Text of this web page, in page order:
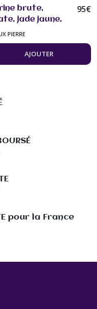
brute,
jade jaune,
branc, COLLIER
bijou femme
95€
PIERRE
AJOUTER
pour la France